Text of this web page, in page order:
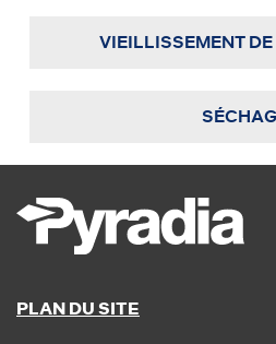
VIEILLISSEMENT DE
PLAN DU SITE